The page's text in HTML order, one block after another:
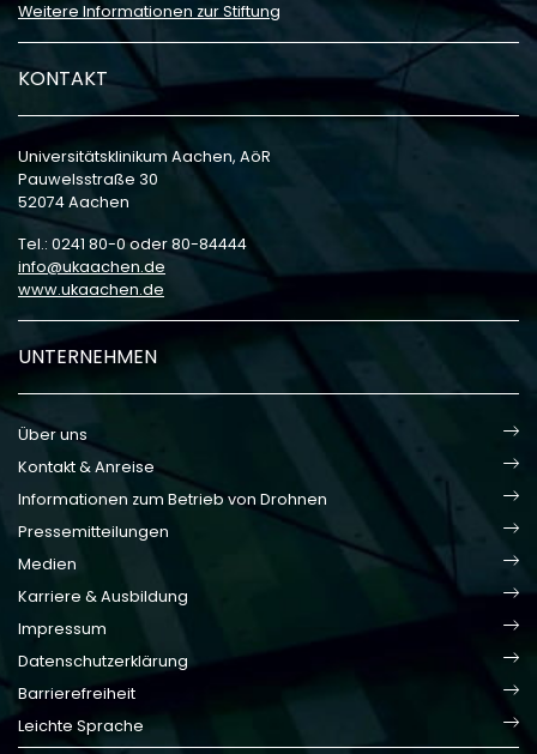
Weitere Informationen zur Stiftung
KONTAKT
Universitätsklinikum Aachen, AöR
Pauwelsstraße 30
52074 Aachen
Tel.: 0241 80-0 oder 80-84444
info
ukaachen de
www.ukaachen.de
UNTERNEHMEN
Über uns
Kontakt & Anreise
Informationen zum Betrieb von Drohnen
Pressemitteilungen
Medien
Karriere & Ausbildung
Impressum
Datenschutzerklärung
Barrierefreiheit
Leichte Sprache